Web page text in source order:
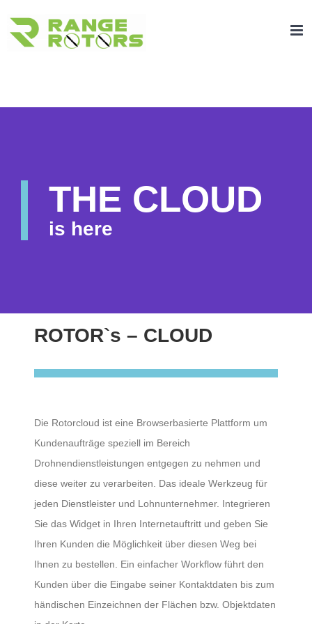
springen
THE CLOUD
is here
ROTOR`s – CLOUD
Die Rotorcloud ist eine Browserbasierte Plattform um
Kundenaufträge speziell im Bereich
Drohnendienstleistungen entgegen zu nehmen und
diese weiter zu verarbeiten. Das ideale Werkzeug für
jeden Dienstleister und Lohnunternehmer. Integrieren
Sie das Widget in Ihren Internetauftritt und geben Sie
Ihren Kunden die Möglichkeit über diesen Weg bei
Ihnen zu bestellen. Ein einfacher Workflow führt den
Kunden über die Eingabe seiner Kontaktdaten bis zum
händischen Einzeichnen der Flächen bzw. Objektdaten